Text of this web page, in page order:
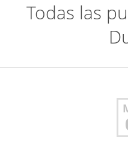
Todas las